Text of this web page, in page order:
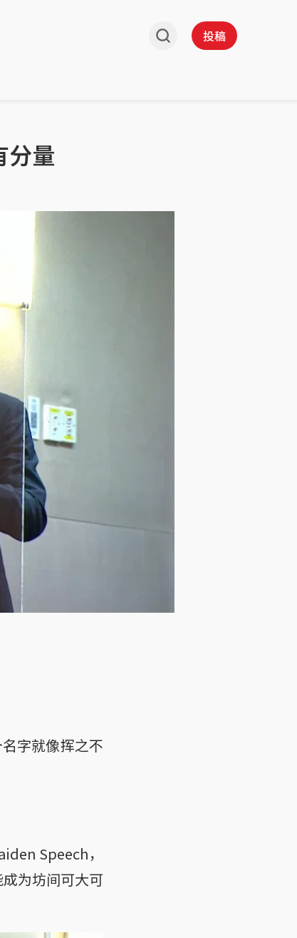
投稿
分量
字就像挥之不
Speech，
为坊间可大可